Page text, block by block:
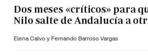
Dos meses «críticos» para
Nilo salte de Andalucía a
Elena Calvo y Fernando Barroso Vargas